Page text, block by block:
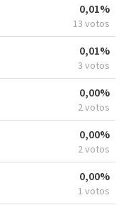
0,01%
13 votos
0,01%
3 votos
0,00%
2 votos
0,00%
2 votos
0,00%
1 votos